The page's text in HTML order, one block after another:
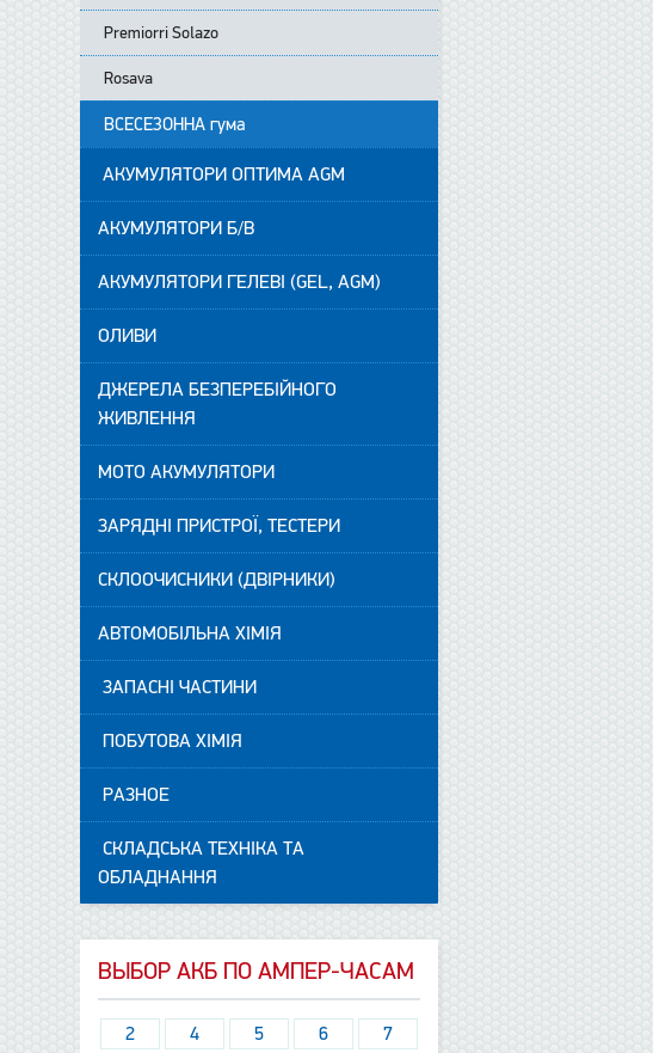
Premiorri Solazo
Rosava
ВСЕСЕЗОННА гума
АКУМУЛЯТОРИ ОПТИМА AGM
АКУМУЛЯТОРИ Б/В
АКУМУЛЯТОРИ ГЕЛЕВІ (GEL, AGM)
ОЛИВИ
ДЖЕРЕЛА БЕЗПЕРЕБІЙНОГО
ЖИВЛЕННЯ
МОТО АКУМУЛЯТОРИ
ЗАРЯДНІ ПРИСТРОЇ, ТЕСТЕРИ
СКЛООЧИСНИКИ (ДВІРНИКИ)
АВТОМОБІЛЬНА ХІМІЯ
ЗАПАСНІ ЧАСТИНИ
ПОБУТОВА ХІМІЯ
РАЗНОЕ
СКЛАДСЬКА ТЕХНІКА ТА
ОБЛАДНАННЯ
ВЫБОР АКБ ПО АМПЕР-ЧАСАМ
2 4 5 6
7